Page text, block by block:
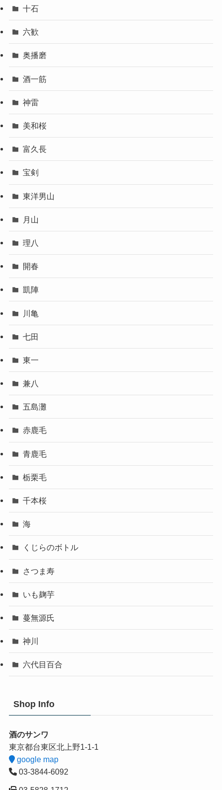
十石
六歓
奥播磨
酒一筋
神雷
美和桜
富久長
宝剣
東洋男山
月山
理八
開春
凱陣
川亀
七田
東一
兼八
五島灘
赤鹿毛
青鹿毛
栃栗毛
千本桜
海
くじらのボトル
さつま寿
いも麹芋
蔓無源氏
神川
六代目百合
Shop Info
酒のサンワ
東京都台東区北上野1-1-1
google map
03-3844-6092